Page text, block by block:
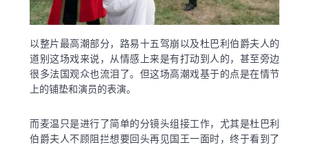
以整片最高潮部分，路易十五驾崩以及杜巴利伯爵夫人的
道别这场戏来说，从情感上来是有打动到人的，甚至旁边
很多法国观众也流泪了。但这场高潮戏基于的点是在情节
上的铺垫和演员的表演。
而麦温只是进行了简单的分镜头组接工作，尤其是杜巴利
伯爵夫人不顾阻拦想要回头再见国王一面时，终于看到了